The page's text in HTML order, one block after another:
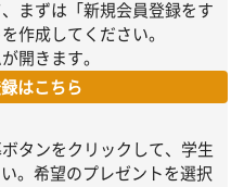
まずは「新規会員登録をす
作成してください。
開きます。
はこちら
タンをクリックして、学生
。希望のプレゼントを選択